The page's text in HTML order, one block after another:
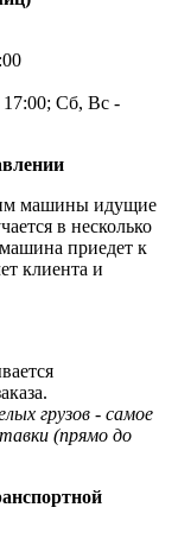
Сб, Вс -
машины идущие
в несколько
приедет к
клиента и
грузов - самое
(прямо до